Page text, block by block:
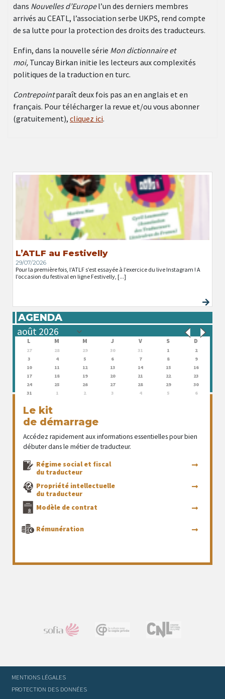
dans Nouvelles d’Europel’un des derniers membres
arrivés au CEATL, l’association serbe UKPS, rend compte
de sa lutte pour la protection des droits des traducteurs.
Enfin, dans la nouvelle série Mon dictionnaire et
moi, Tuncay Birkan initie les lecteurs aux complexités
politiques de la traduction en turc.
Contrepointparaît deux fois pas an en anglais et en
français. Pour télécharger la revue et/ou vous abonner
(gratuitement), cliquez ici.
L’ATLF au Festivelly
29/07/2026
Pour la première fois, l’ATLF s’est essayée à l’exercice du live Instagram ! A
l’occasion du festival en ligne Festivelly, [...]
AGENDA
L M M J V S D
27 28 29 30 31 1
2
3
4 5 6 7 8
9
10
11 12 13 14 15
16
17
18 19 20 21 22
23
24
25 26 27 28 29
30
31
1 2 3 4 5 6
Le kit
de démarrage
Accédez rapidement aux informations essentielles pour bien
débuter dans le métier de traducteur.
Régime social et fiscal
du traducteur
Propriété intellectuelle
du traducteur
Modèle de contrat
Rémunération
MENTIONS LÉGALES
PROTECTION DES DONNÉES